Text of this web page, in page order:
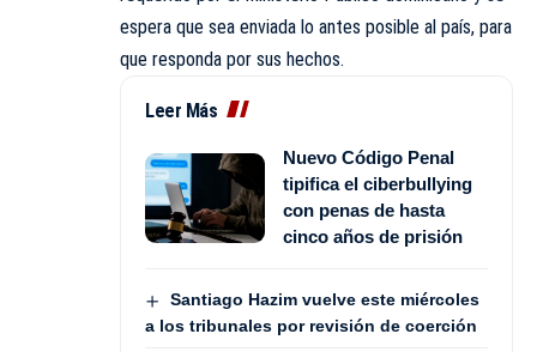
espera que sea enviada lo antes posible al país, para
que responda por sus hechos.
Leer Más
Nuevo Código Penal
tipifica el ciberbullying
con penas de hasta
cinco años de prisión
Santiago Hazim vuelve este miércoles
a los tribunales por revisión de coerción